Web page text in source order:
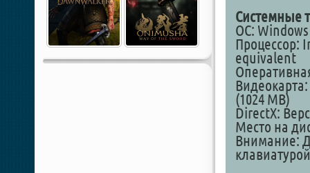
Системные
ОС: Windows
Процессор:
equivalent
Видеокарта:
(1024 MB)
DirectX:
Место на
Внимание: